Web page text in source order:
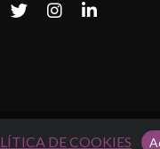
Powered ByWasp
DE COOKIES